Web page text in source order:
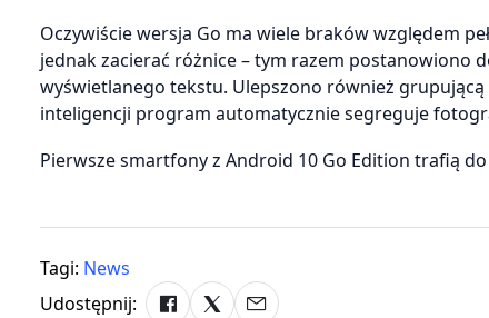
Oczywiście wersja Go ma wiele braków względem
jednak zacierać różnice – tym razem postanowiono
wyświetlanego tekstu. Ulepszono również
inteligencji program automatycznie segreguje
Pierwsze smartfony z Android 10 Go Edition trafią
Tagi: News
Udostępnij: